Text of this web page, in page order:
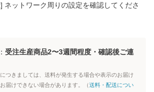
ネットワーク周りの設定を確認してくださ
受注生産商品2〜3週間程度・確認後ご連
つきましては、送料が発生する場合や表示のお届け
届けできない場合があります。（送料・配送につい